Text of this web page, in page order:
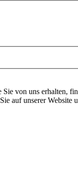
von uns erhalten,
auf unserer Website